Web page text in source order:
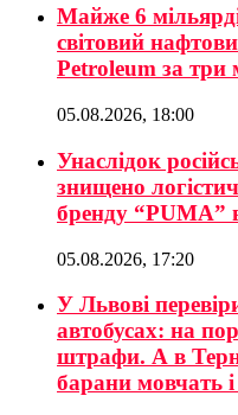
Майже 6
світовий
Petroleum за три
05.08.2026, 18:00
Унаслідок
знищено
бренду “PUMA”
05.08.2026, 17:20
У Львові
автобусах: на
штрафи. А в
барани мовчать